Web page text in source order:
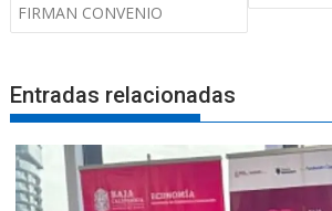
FIRMAN CONVENIO
Entradas relacionadas